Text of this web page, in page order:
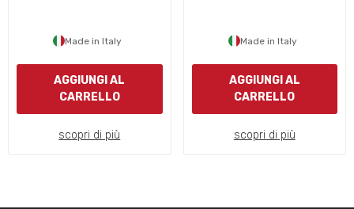
Made in Italy
AGGIUNGI AL
CARRELLO
scopri di più
Made in Italy
AGGIUNGI AL
CARRELLO
scopri di più